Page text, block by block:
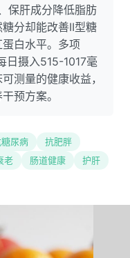
保肝成分降低脂肪
分却能改善II型糖
白水平。多项
日摄入515-1017毫
测量的健康收益，
预方案。
尿病
抗肥胖
老 肠道健康
护肝